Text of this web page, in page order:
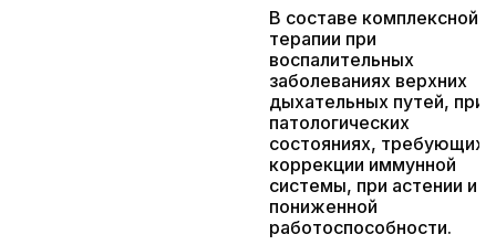
В составе комплексной
терапии при
воспалительных
заболеваниях верхних
дыхательных путей, при
патологических
состояниях, требующих
коррекции иммунной
системы, при астении и
пониженной
работоспособности.